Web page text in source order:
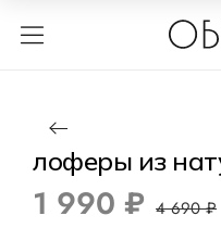
лоферы из
1 990 ₽ 4 690 ₽